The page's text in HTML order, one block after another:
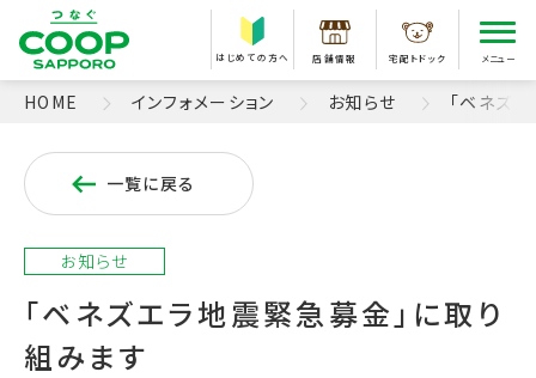
はじめての方へ 店舗情報 宅配トドック メニュー
HOME インフォメーション お知らせ 「ベネズ
一覧に戻る
お知らせ
「ベネズエラ地震緊急募金」に取り
組みます